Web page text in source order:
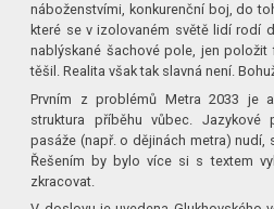
náboženstvími, konkurenční boj, do
které se v izolovaném světě lidí rodí
nablýskané šachové pole, jen položit
těšil. Realita však tak slavná není.
Prvním z problémů Metra 2033 je
struktura příběhu vůbec. Jazykové
pasáže (např. o dějinách metra) nudí,
Řešením by bylo více si s textem
zkracovat.